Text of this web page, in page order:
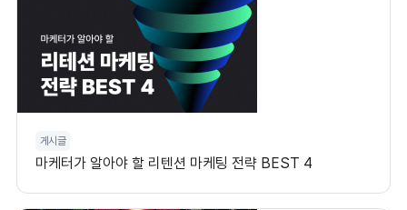
게시글
마케터가 알아야 할 리텐션 마케팅 전략 BEST 4